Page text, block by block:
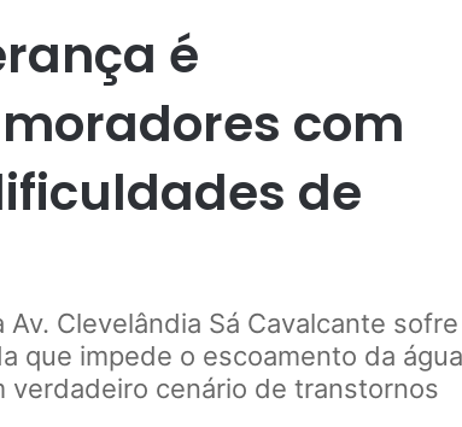
é
com
de
Clevelândia Sá Cavalcante sofre
que impede o escoamento da
verdadeiro cenário de transtornos